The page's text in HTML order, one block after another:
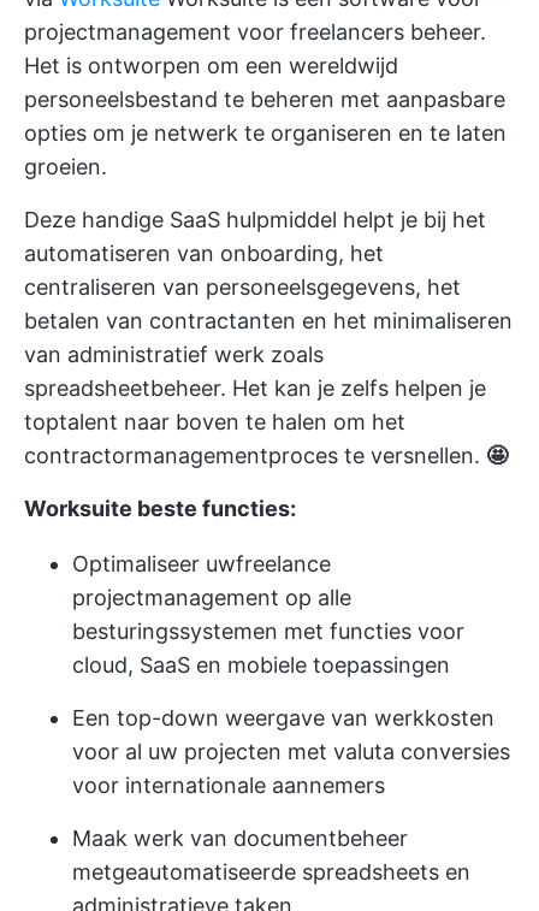
projectmanagement voor freelancers beheer.
Het is ontworpen om een wereldwijd
personeelsbestand te beheren met aanpasbare
opties om je netwerk te organiseren en te laten
groeien.
Deze handige SaaS hulpmiddel helpt je bij het
automatiseren van onboarding, het
centraliseren van personeelsgegevens, het
betalen van contractanten en het minimaliseren
van administratief werk zoals
spreadsheetbeheer. Het kan je zelfs helpen je
toptalent naar boven te halen om het
contractormanagementproces te versnellen. 🤩
Worksuite beste functies:
Optimaliseer uwfreelance
projectmanagement op alle
besturingssystemen met functies voor
cloud, SaaS en mobiele toepassingen
Een top-down weergave van werkkosten
voor al uw projecten met valuta conversies
voor internationale aannemers
Maak werk van documentbeheer
metgeautomatiseerde spreadsheets en
administratieve taken